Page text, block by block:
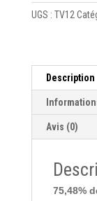
UGS : TV12
Description
Avis (0)
75,48%